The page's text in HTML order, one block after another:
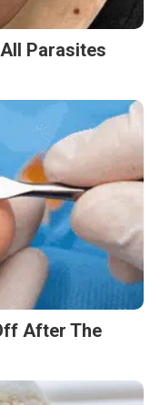
Parasites
After The